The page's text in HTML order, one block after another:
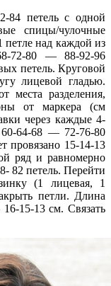
84 петель с одной
спицы/чулочные
над каждой из
72-80 — 88-92-96
петель. Круговой
лицевой гладью.
места разделения,
от маркера (см
через каждые 4-
64-68 — 72-76-80
провязано 15-14-13
ряд и равномерно
82 петель. Перейти
(1 лицевая, 1
петли. Длина
15-13 см. Связать